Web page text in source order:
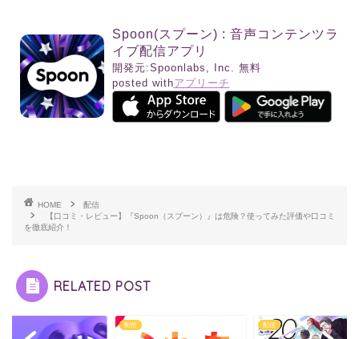
Spoon(スプーン) : 音声コンテンツラ
イブ配信アプリ
開発元:Spoonlabs, Inc.
無料
posted withアプリーチ
HOME
配信
【口コミ・レビュー】『Spoon（スプーン）』は危険？使ってみた評価や口コミ
を徹底紹介！
RELATED POST
配信 配信